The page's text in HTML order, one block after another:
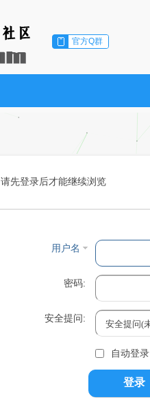
官方Q群
请先登录后才能继续浏览
用户名
密码:
安全提问:
自动登录
登录